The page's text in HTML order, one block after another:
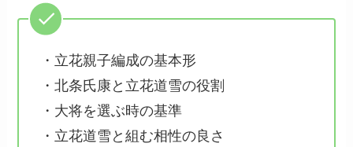
・立花親子編成の基本形
・北条氏康と立花道雪の役割
・大将を選ぶ時の基準
・立花道雪と組む相性の良さ